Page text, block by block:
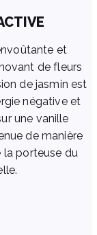
et
de fleurs
de jasmin est
négative et
une vanille
de manière
la porteuse du